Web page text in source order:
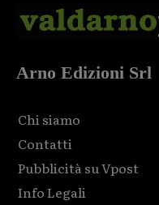
Arno Edizioni Srl
Chi siamo
Contatti
Pubblicità su Vpost
Info Legali